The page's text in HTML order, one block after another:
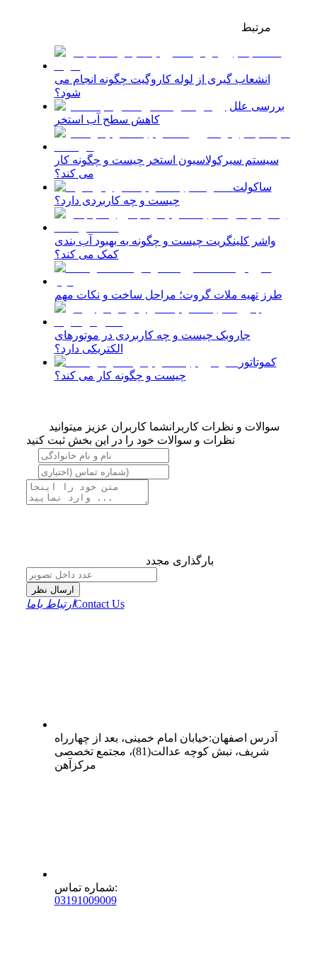
مرتبط
انشعاب گیری از لوله کاروگیت چگونه انجام می
شود؟
بررسی علل
کاهش سطح آب استخر
سیستم سیرکولاسیون استخر چیست و چگونه کار
می کند؟
ساکولت
چیست و چه کاربردی دارد؟
واشر کلینگریت چیست و چگونه به بهبود آب بندی
کمک می کند؟
طرز تهیه ملات گروت؛ مراحل ساخت و نکات مهم
جاروبک چیست و چه کاربردی در موتورهای
الکتریکی دارد؟
کموتاتور
چیست و چگونه کار می کند؟
سوالات و نظرات کاربرانشما کاربران عزیز میتوانید
نظرات و سوالات خود را در این بخش ثبت کنید
بارگذاری مجدد
ارسال نظر
ارتباط باماContact Us
آدرس اصفهان:خیابان امام خمینی، بعد از چهارراه
شریف، نبش کوچه عدالت(81)، مجتمع تخصصی
مرکزآهن
شماره تماس:
03191009009